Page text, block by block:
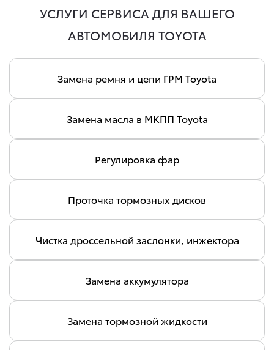
УСЛУГИ СЕРВИСА ДЛЯ ВАШЕГО
АВТОМОБИЛЯ TOYOTA
Замена ремня и цепи ГРМ Toyota
Замена масла в МКПП Toyota
Регулировка фар
Проточка тормозных дисков
Чистка дроссельной заслонки, инжектора
Замена аккумулятора
Замена тормозной жидкости